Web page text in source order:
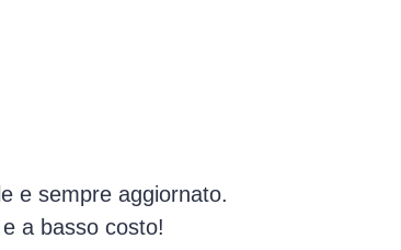
e sempre aggiornato.
a basso costo!